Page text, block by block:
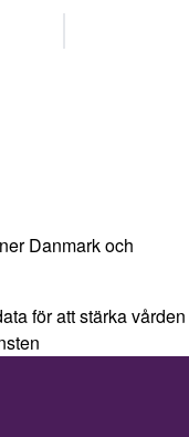
Danmark och
för att stärka vården